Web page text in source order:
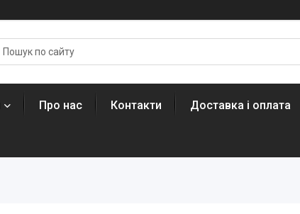
Про нас Контакти Доставка і оплата